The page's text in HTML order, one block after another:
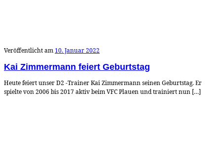
Veröffentlicht am 10. Januar 2022
Kai Zimmermann feiert Geburtstag
Heute feiert unser D2 -Trainer Kai Zimmermann seinen Geburtstag. Er
spielte von 2006 bis 2017 aktiv beim VFC Plauen und trainiert nun […]